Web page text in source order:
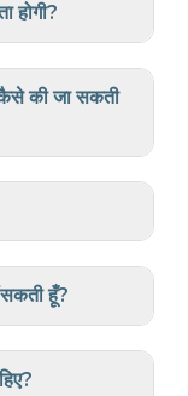
होगी?
की जा सकती
हूँ?